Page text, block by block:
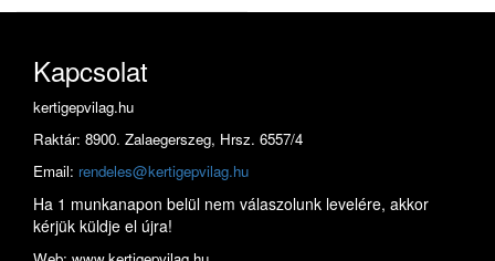
Kapcsolat
kertigepvilag.hu
Raktár: 8900. Zalaegerszeg, Hrsz. 6557/4
Email: rendeles@kertigepvilag.hu
Ha 1 munkanapon belül nem válaszolunk levelére, akkor
kérjük küldje el újra!